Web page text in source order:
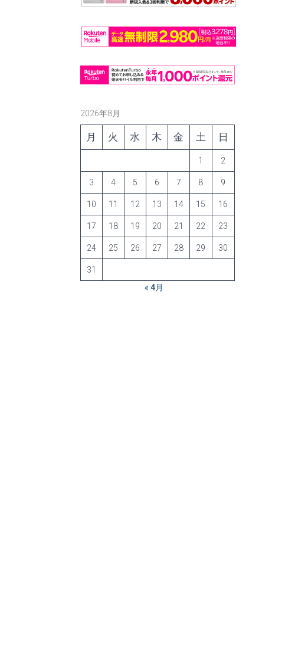
2026年8月
月 火 水 木 金 土 日
1 2
3 4 5 6 7 8 9
10 11 12 13 14 15 16
17 18 19 20 21 22 23
24 25 26 27 28 29 30
31
« 4月